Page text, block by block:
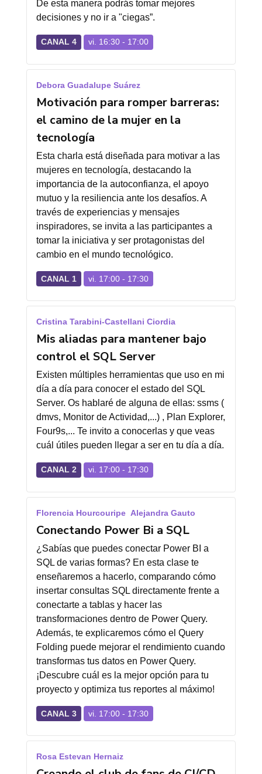
De esta manera podrás tomar mejores
decisiones y no ir a "ciegas”.
CANAL 4 vi. 16:30 - 17:00
Debora Guadalupe Suárez
Motivación para romper barreras:
el camino de la mujer en la
tecnología
Esta charla está diseñada para motivar a las
mujeres en tecnología, destacando la
importancia de la autoconfianza, el apoyo
mutuo y la resiliencia ante los desafíos. A
través de experiencias y mensajes
inspiradores, se invita a las participantes a
tomar la iniciativa y ser protagonistas del
cambio en el mundo tecnológico.
CANAL 1 vi. 17:00 - 17:30
Cristina Tarabini-Castellani Ciordia
Mis aliadas para mantener bajo
control el SQL Server
Existen múltiples herramientas que uso en mi
día a día para conocer el estado del SQL
Server. Os hablaré de alguna de ellas: ssms (
dmvs, Monitor de Actividad,...) , Plan Explorer,
Four9s,... Te invito a conocerlas y que veas
cuál útiles pueden llegar a ser en tu día a día.
CANAL 2 vi. 17:00 - 17:30
Florencia Hourcouripe Alejandra Gauto
Conectando Power Bi a SQL
¿Sabías que puedes conectar Power BI a
SQL de varias formas? En esta clase te
enseñaremos a hacerlo, comparando cómo
insertar consultas SQL directamente frente a
conectarte a tablas y hacer las
transformaciones dentro de Power Query.
Además, te explicaremos cómo el Query
Folding puede mejorar el rendimiento cuando
transformas tus datos en Power Query.
¡Descubre cuál es la mejor opción para tu
proyecto y optimiza tus reportes al máximo!
CANAL 3 vi. 17:00 - 17:30
Rosa Estevan Hernaiz